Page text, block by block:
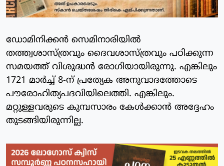
ഡോമിനിക്കന്‍ സെമിനാരിയില്‍
തത്ത്വശാസ്ത്രവും ദൈവശാസ്ത്രവും പഠിക്കുന്ന
സമയത്ത് വിശുദ്ധന്‍ രോഗിയായിരുന്നു. എങ്കിലും
1721 മാര്‍ച്ച് 8-ന് പ്രത്യേക അനുവാദത്തോടെ
പൗരോഹിത്യപദവിയിലെത്തി. എങ്കിലും.
മറ്റുള്ളവരുടെ കുമ്പസാരം കേള്‍ക്കാന്‍ അദ്ദേഹം
തുടങ്ങിയിരുന്നില്ല.